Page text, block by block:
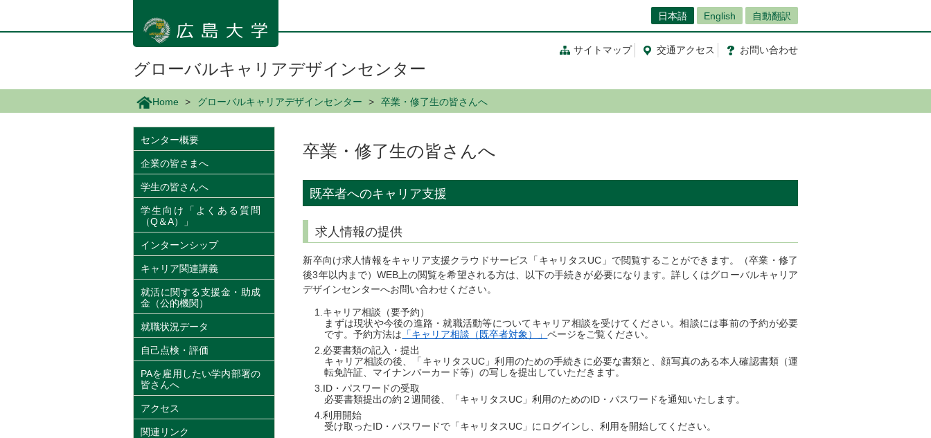
ン
日本語 English 自動翻訳
サイトマップ 交通アクセス お問い合わせ
グローバルキャリアデザインセンター
Home グローバルキャリアデザインセンター 卒業・修了生の皆さんへ
卒業・修了生の皆さんへ
既卒者へのキャリア支援
求人情報の提供
新卒向け求人情報をキャリア支援クラウドサービス「キャリタスUC」で閲覧することができます。（卒業・修了
後3年以内まで）WEB上の閲覧を希望される方は、以下の手続きが必要になります。詳しくはグローバルキャリア
デザインセンターへお問い合わせください。
キャリア相談（要予約）
まずは現状や今後の進路・就職活動等についてキャリア相談を受けてください。相談には事前の予約が必要
です。予約方法は 「キャリア相談（既卒者対象）」ページをご覧ください。
必要書類の記入・提出
キャリア相談の後、「キャリタスUC」利用のための手続きに必要な書類と、顔写真のある本人確認書類（運
転免許証、マイナンバーカード等）の写しを提出していただきます。
ID・パスワードの受取
必要書類提出の約２週間後、「キャリタスUC」利用のためのID・パスワードを通知いたします。
利用開始
受け取ったID・パスワードで「キャリタスUC」にログインし、利用を開始してください。
センター概要
企業の皆さまへ
学生の皆さんへ
学生向け「よくある質問
（Q＆A）」
インターンシップ
キャリア関連講義
就活に関する支援金・助成
金（公的機関）
就職状況データ
自己点検・評価
PAを雇用したい学内部署の
皆さんへ
アクセス
関連リンク